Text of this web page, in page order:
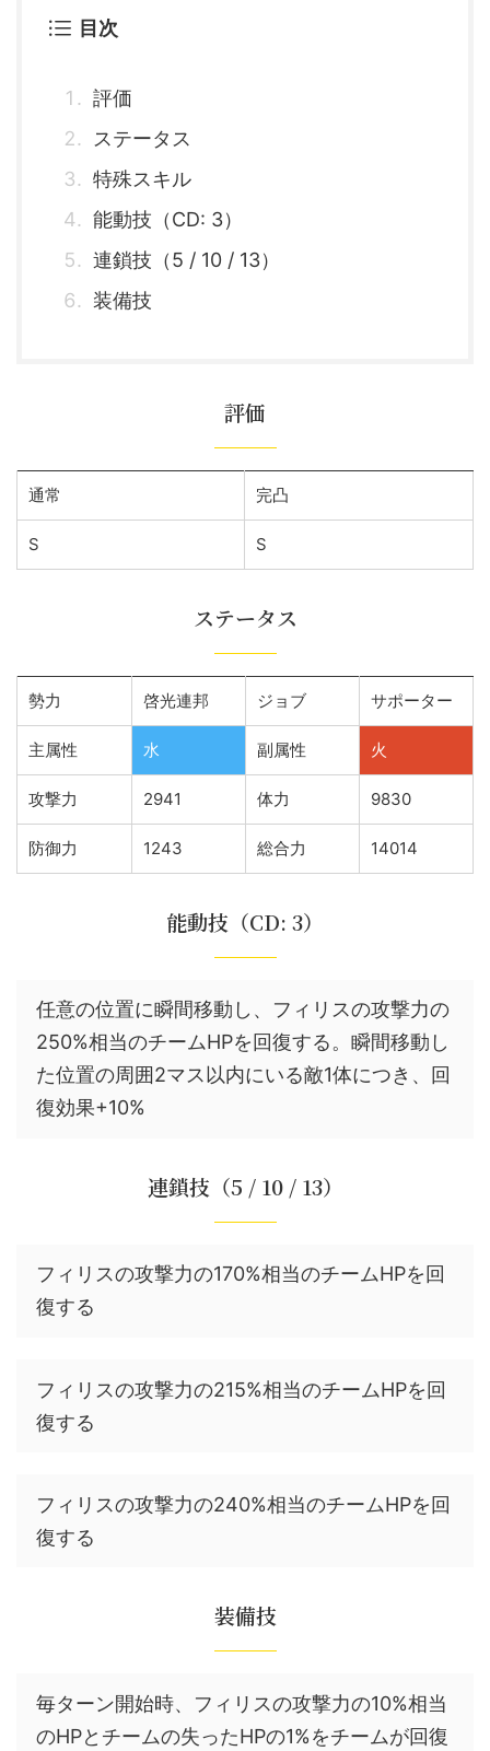
目次
評価
ステータス
特殊スキル
能動技（CD: 3）
連鎖技（5 / 10 / 13）
装備技
評価
通常 完凸
S S
ステータス
勢力 啓光連邦 ジョブ サポーター
主属性 水 副属性 火
攻撃力 2941 体力 9830
防御力 1243 総合力 14014
能動技（CD: 3）
任意の位置に瞬間移動し、フィリスの攻撃力の
250%相当のチームHPを回復する。瞬間移動し
た位置の周囲2マス以内にいる敵1体につき、回
復効果+10%
連鎖技（5 / 10 / 13）
フィリスの攻撃力の170%相当のチームHPを回
復する
フィリスの攻撃力の215%相当のチームHPを回
復する
フィリスの攻撃力の240%相当のチームHPを回
復する
装備技
毎ターン開始時、フィリスの攻撃力の10%相当
のHPとチームの失ったHPの1%をチームが回復